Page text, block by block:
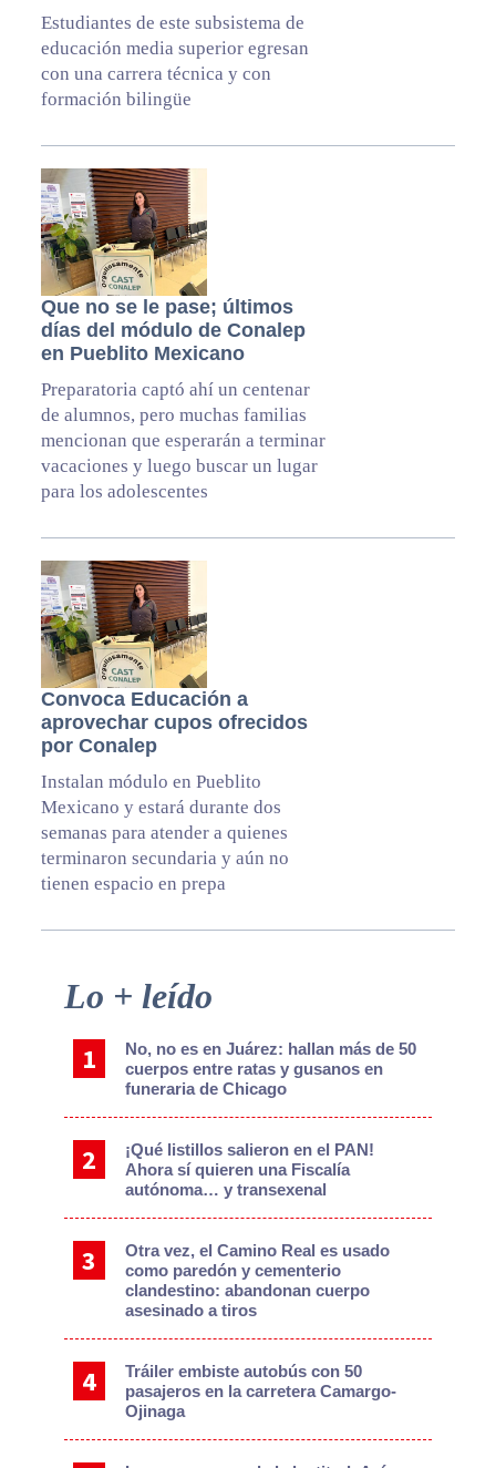
Estudiantes de este subsistema de
educación media superior egresan
con una carrera técnica y con
formación bilingüe
Que no se le pase; últimos
días del módulo de Conalep
en Pueblito Mexicano
Preparatoria captó ahí un centenar
de alumnos, pero muchas familias
mencionan que esperarán a terminar
vacaciones y luego buscar un lugar
para los adolescentes
Convoca Educación a
aprovechar cupos ofrecidos
por Conalep
Instalan módulo en Pueblito
Mexicano y estará durante dos
semanas para atender a quienes
terminaron secundaria y aún no
tienen espacio en prepa
Primary
Lo + leído
No, no es en Juárez: hallan más de 50
cuerpos entre ratas y gusanos en
funeraria de Chicago
¡Qué listillos salieron en el PAN!
Ahora sí quieren una Fiscalía
autónoma… y transexenal
Otra vez, el Camino Real es usado
como paredón y cementerio
clandestino: abandonan cuerpo
asesinado a tiros
Tráiler embiste autobús con 50
pasajeros en la carretera Camargo-
Ojinaga